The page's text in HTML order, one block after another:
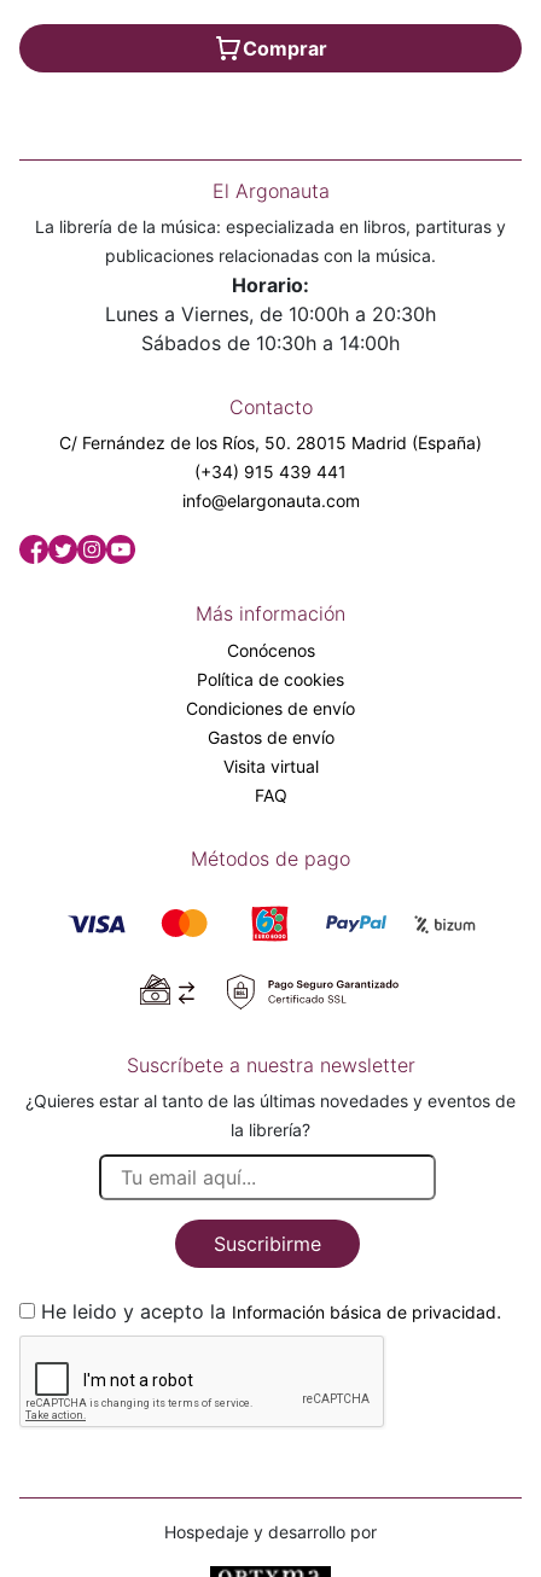
Comprar
El Argonauta
La librería de la música: especializada en libros, partituras y
publicaciones relacionadas con la música.
Horario:
Lunes a Viernes, de 10:00h a 20:30h
Sábados de 10:30h a 14:00h
Contacto
C/ Fernández de los Ríos, 50. 28015 Madrid (España)
(+34) 915 439 441
info@elargonauta.com
Más información
Conócenos
Política de cookies
Condiciones de envío
Gastos de envío
Visita virtual
FAQ
Métodos de pago
Suscríbete a nuestra newsletter
¿Quieres estar al tanto de las últimas novedades y eventos de
la librería?
Suscribirme
He leido y acepto la Información básica de privacidad.
Hospedaje y desarrollo por